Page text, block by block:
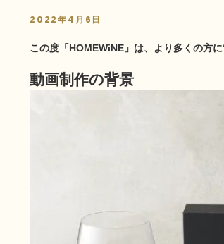
2022年4月6日
この度「HOMEWiNE」は、より多くの方
動画制作の背景